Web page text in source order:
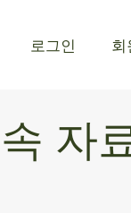
로그인 회
자
로그인